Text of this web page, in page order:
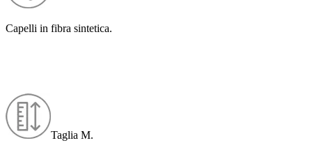
Capelli in fibra sintetica.
Taglia M.